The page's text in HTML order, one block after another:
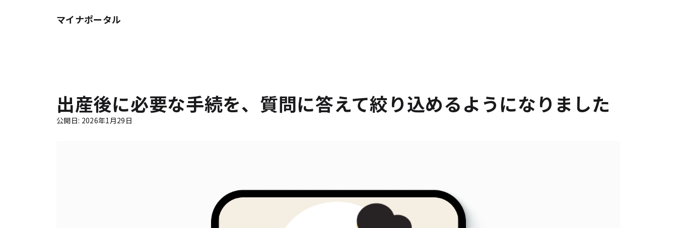
マイナポータル
出産後に必要な手続を、質問に答えて絞り込めるようになりました
公開日: 2026年1月29日